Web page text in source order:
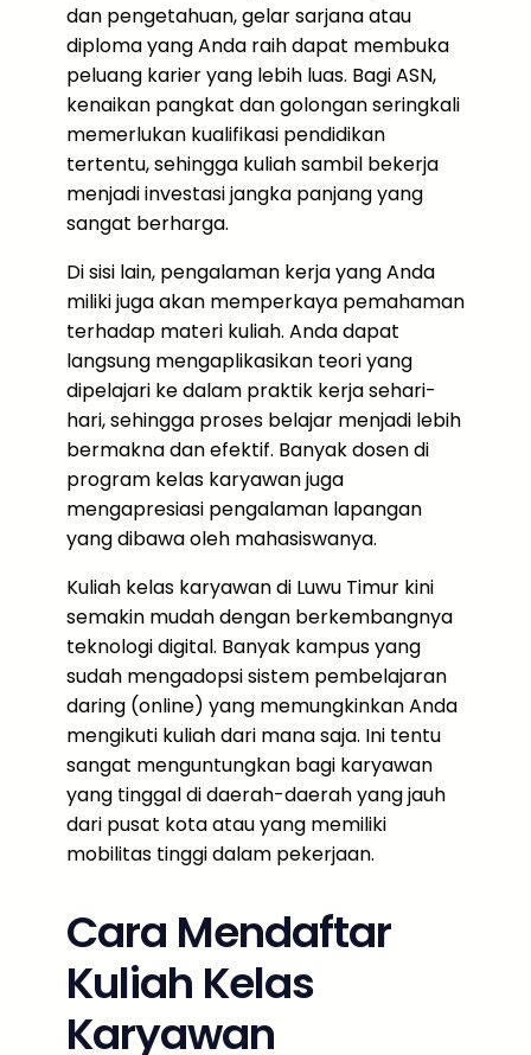
dan pengetahuan, gelar sarjana atau
diploma yang Anda raih dapat membuka
peluang karier yang lebih luas. Bagi ASN,
kenaikan pangkat dan golongan seringkali
memerlukan kualifikasi pendidikan
tertentu, sehingga kuliah sambil bekerja
menjadi investasi jangka panjang yang
sangat berharga.
Di sisi lain, pengalaman kerja yang Anda
miliki juga akan memperkaya pemahaman
terhadap materi kuliah. Anda dapat
langsung mengaplikasikan teori yang
dipelajari ke dalam praktik kerja sehari-
hari, sehingga proses belajar menjadi lebih
bermakna dan efektif. Banyak dosen di
program kelas karyawan juga
mengapresiasi pengalaman lapangan
yang dibawa oleh mahasiswanya.
Kuliah kelas karyawan di Luwu Timur kini
semakin mudah dengan berkembangnya
teknologi digital. Banyak kampus yang
sudah mengadopsi sistem pembelajaran
daring (online) yang memungkinkan Anda
mengikuti kuliah dari mana saja. Ini tentu
sangat menguntungkan bagi karyawan
yang tinggal di daerah-daerah yang jauh
dari pusat kota atau yang memiliki
mobilitas tinggi dalam pekerjaan.
Cara Mendaftar
Kuliah Kelas
Karyawan